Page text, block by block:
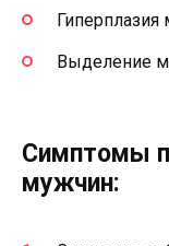
Выделение
Симптомы
мужчин: